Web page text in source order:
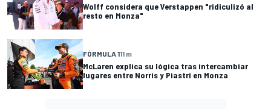
Wolff considera que Verstappen "ridiculizó al
resto en Monza"
FÓRMULA 111 m
McLaren explica su lógica tras intercambiar
lugares entre Norris y Piastri en Monza